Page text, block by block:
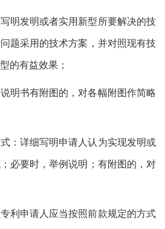
写明发明或者实用新型所要解决的技
题采用的技术方案，并对照现有技
的有益效果；
说明书有附图的，对各幅附图作简略
式：详细写明申请人认为实现发明或
必要时，举例说明；有附图的，对
利申请人应当按照前款规定的方式